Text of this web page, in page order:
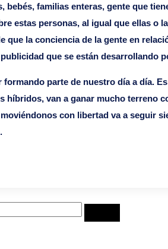
bebés, familias enteras, gente que
estas personas, al igual que ellas
que la conciencia de la gente en
que se están desarrollando
formando parte de nuestro día a día.
híbridos, van a ganar mucho terreno
con libertad va a seguir